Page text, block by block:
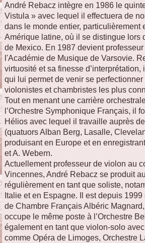
André Rebacz intègre en 1986 le
Vistula » avec lequel il effectuera de
dans le monde entier, particulièrement
Amérique latine, où il se distingue lors
de Mexico. En 1987 devient
l'Académie de Musique de Varsovie.
virtuosité et sa finesse
qui lui permet de venir se
violonistes et chambristes les plus
Tout en menant une carrière
l’Orchestre Symphonique Français, il
Hélios avec lequel il travaille auprès
(quatuors Alban Berg, Lasalle,
produisant en Europe et en
et A. Webern.
Actuellement professeur de violon au
Vincennes, André Rebacz se produit
régulièrement en tant que soliste,
Italie et en Espagne. Il est depuis 1999
de Chambre Français Albéric
occupe le même poste à l’Orchestre
également en tant que violon-solo
comme Opéra de Limoges, Orchestre